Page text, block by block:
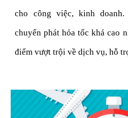
cho công việc, kinh
chuyển phát hỏa tốc khá cao
điểm vượt trội về dịch vụ, hỗ